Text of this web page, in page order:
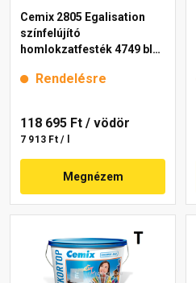
Cemix 2805 Egalisation
színfelújító
homlokzatfesték 4749 blue
Rendelésre
118 695 Ft / vödör
7 913 Ft / l
Megnézem